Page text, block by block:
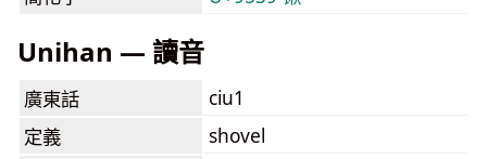
Unihan — 讀音
廣東話
ciu1
定義
shovel